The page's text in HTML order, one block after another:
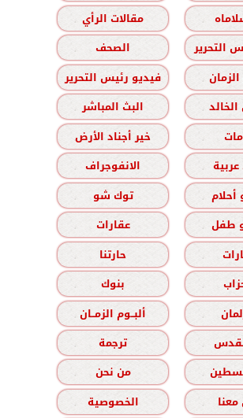
مقالات الرأي
التحرير
الصحف
فيديو رئيس التحرير
الخالد
البث المباشر
خير أجناد الأرض
الانفوجراف
توك شو
طفل
عقارات
حارتنا
بنوك
ألبــوم الزمــان
ترجمة
من نحن
معنا
الخصوصية